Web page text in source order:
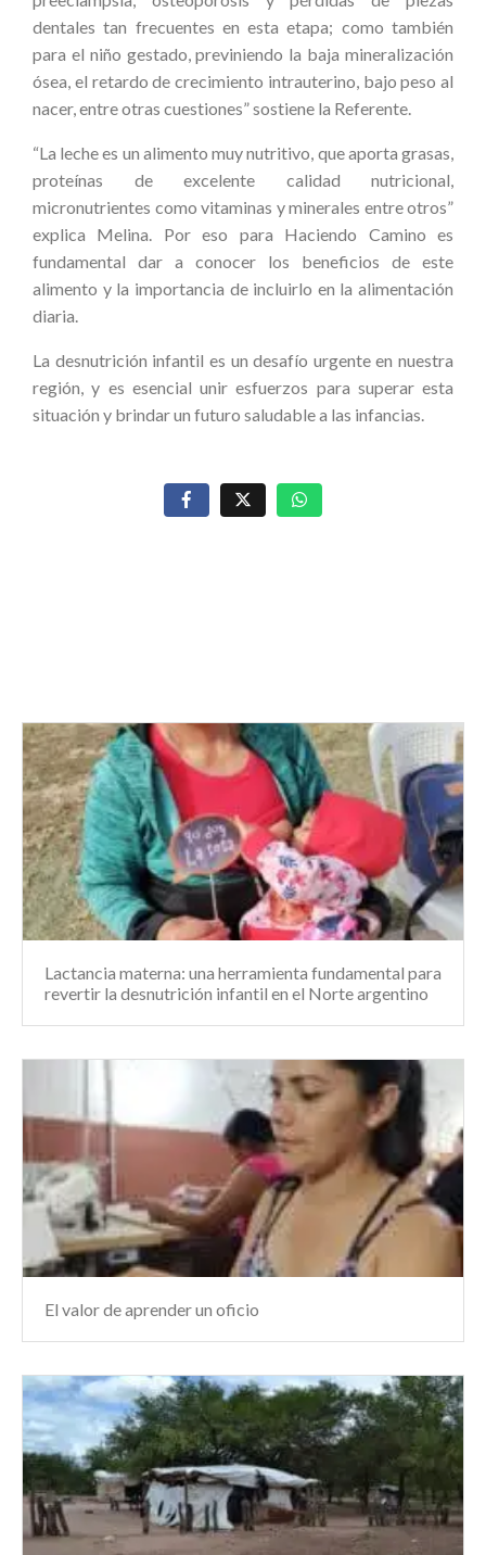
dentales tan frecuentes en esta etapa; como también
para el niño gestado, previniendo la baja mineralización
ósea, el retardo de crecimiento intrauterino, bajo peso al
nacer, entre otras cuestiones” sostiene la Referente.
“La leche es un alimento muy nutritivo, que aporta grasas,
proteínas de excelente calidad nutricional,
micronutrientes como vitaminas y minerales entre otros”
explica Melina. Por eso para Haciendo Camino es
fundamental dar a conocer los beneficios de este
alimento y la importancia de incluirlo en la alimentación
diaria.
La desnutrición infantil es un desafío urgente en nuestra
región, y es esencial unir esfuerzos para superar esta
situación y brindar un futuro saludable a las infancias.
Lactancia materna: una herramienta fundamental para
revertir la desnutrición infantil en el Norte argentino
El valor de aprender un oficio